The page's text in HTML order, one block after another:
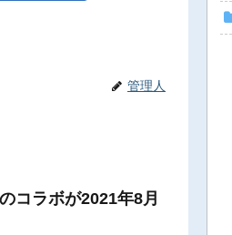
管理人
コラボが2021年8月